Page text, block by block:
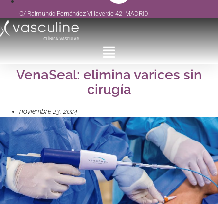
C/ Raimundo Fernández Villaverde 42, MADRID
VenaSeal: elimina varices sin
cirugía
noviembre 23, 2024